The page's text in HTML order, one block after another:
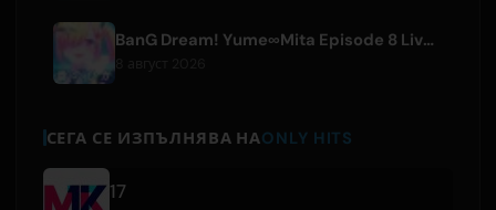
BanG Dream! Yume∞Mita Episode 8 Live Clip Released
СЕГА СЕ ИЗПЪЛНЯВА НАONLY HITS
17